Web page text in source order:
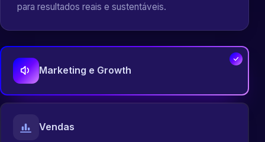
para resultados reais e sustentáveis.
Marketing e Growth
Vendas